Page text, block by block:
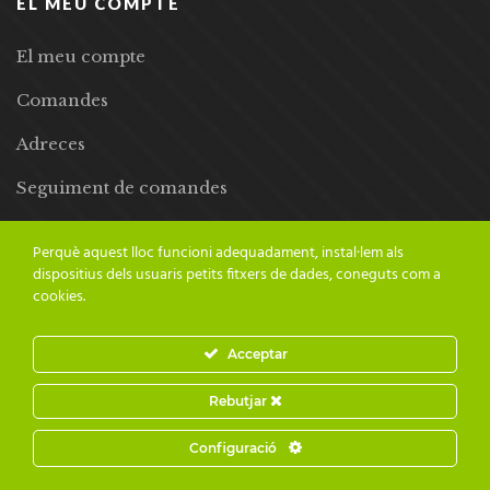
El meu compte
Comandes
Adreces
Seguiment de comandes
© 2024 Adesiara Editorial | Tots els drets reservats | Preus amb
IVA inclòs |Grademorphic
Perquè aquest lloc funcioni adequadament, instal·lem als
dispositius dels usuaris petits fitxers de dades, coneguts com a
cookies.
Acceptar
Rebutjar
Configuració